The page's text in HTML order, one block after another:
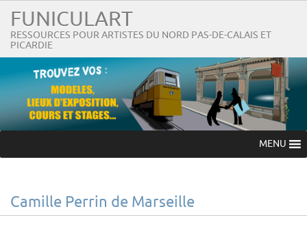
FUNICULART
RESSOURCES POUR ARTISTES DU NORD PAS-DE-CALAIS ET
PICARDIE
MENU
Camille Perrin de Marseille